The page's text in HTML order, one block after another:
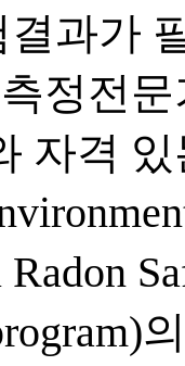
과가
정전
자격